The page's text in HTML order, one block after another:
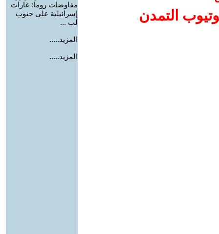
التمدن
مفاوضات روما: غارات
إسرائيلية على جنوب
لب ...
المزيد.....
المزيد.....